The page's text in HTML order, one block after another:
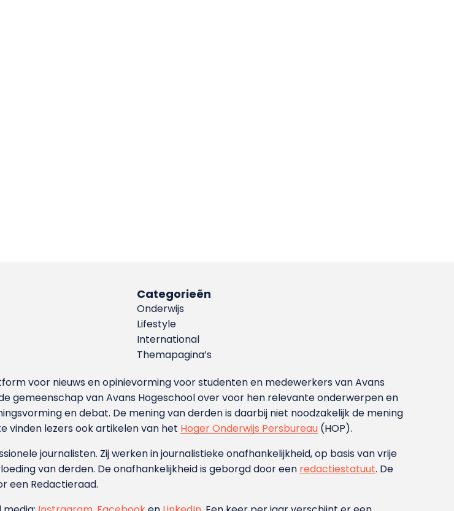
Categorieën
Onderwijs
Lifestyle
International
Themapagina’s
voor nieuws en opinievorming voor studenten en medewerkers van Avans
gemeenschap van Avans Hogeschool over voor hen relevante onderwerpen en
en debat. De mening van derden is daarbij niet noodzakelijk de mening
vinden lezers ook artikelen van het Hoger Onderwijs Persbureau (HOP).
journalisten. Zij werken in journalistieke onafhankelijkheid, op basis van vrije
van derden. De onafhankelijkheid is geborgd door een redactiestatuut. De
een Redactieraad.